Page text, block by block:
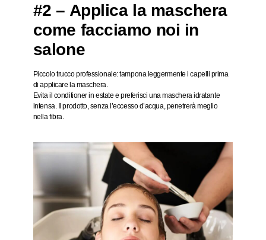
#2 – Applica la maschera
come facciamo noi in
salone
Piccolo trucco professionale:tampona leggermente i capelli prima
di applicare la maschera
Evita il conditioner in estate e preferisci una maschera idratante
intensa. Il prodotto, senza l’eccesso d’acqua, penetrerà meglio
nella fibra.